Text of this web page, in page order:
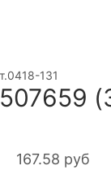
131
167.58 руб